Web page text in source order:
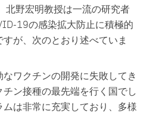
北野宏明教授は一流の研究者
19の感染拡大防止に積極的
が、次のとおり述べていま
なワクチンの開発に失敗してき
ン接種の最先端を行く国でし
は非常に充実しており、多様